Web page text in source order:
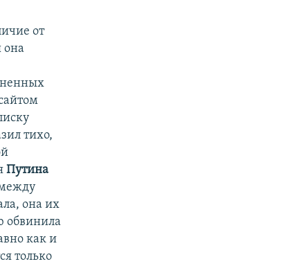
от
она
тихо,
Путина
она их
обвинила
как и
только